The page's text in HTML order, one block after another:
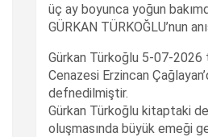
üç ay boyunca yoğun
GÜRKAN TÜRKOĞLU’nun
Gürkan Türkoğlu 5-07-
Cenazesi Erzincan
defnedilmiştir.
Gürkan Türkoğlu kitaptaki
oluşmasında büyük emeği